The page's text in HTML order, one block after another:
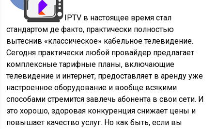
IPTV в настоящее время стал
стандартом де факто, практически полностью
вытеснив «классическое» кабельное телевидение.
Сегодня практически любой провайдер предлагает
комплексные тарифные планы, включающие
телевидение и интернет, предоставляет в аренду уже
настроенное оборудование и вообще всякими
способами стремится завлечь абонента в свои сети. И
это хорошо, здоровая конкуренция снижает цены и
повышает качество услуг. Но как быть, если вы